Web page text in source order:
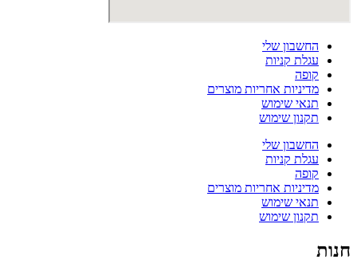
החשבון שלי
עגלת קניות
קופה
מדיניות אחריות מוצרים
תנאי שימוש
תקנון שימוש
החשבון שלי
עגלת קניות
קופה
מדיניות אחריות מוצרים
תנאי שימוש
תקנון שימוש
חנות